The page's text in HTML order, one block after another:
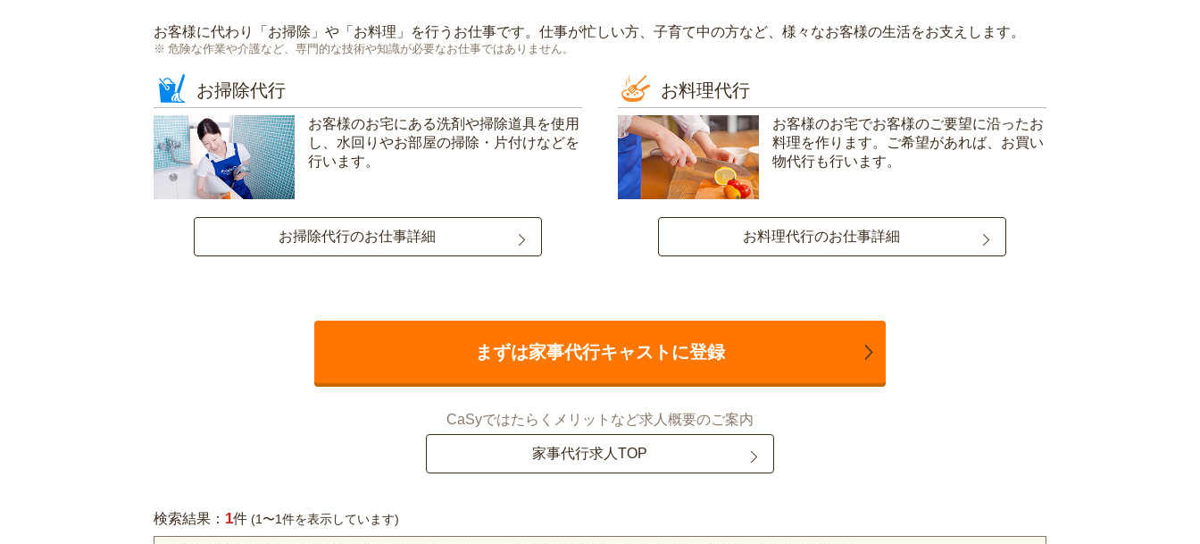
お客様に代わり「 お掃除 」や「 お料理 」を行うお仕事です。仕事が忙しい方、子育て中の方など、様々なお客様の生活をお支えします。
危険な作業や介護など、専門的な技術や知識が必要なお仕事ではありません。
お掃除代行
お客様のお宅にある洗剤や掃除道具を使用
し、水回りやお部屋の掃除・片付けなどを
行います。
お掃除代行のお仕事詳細
お料理代行
お客様のお宅でお客様のご要望に沿ったお
料理を作ります。ご希望があれば、お買い
物代行も行います。
お料理代行のお仕事詳細
まずは家事代行キャストに登録
CaSyではたらくメリットなど求人概要のご案内
家事代行求人TOP
検索結果： 1件 (1〜1件を表示しています)